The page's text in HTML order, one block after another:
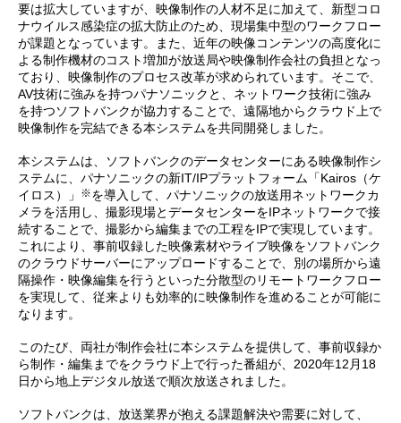
要は拡大していますが、映像制作の人材不足に加えて、新型コロ
ナウイルス感染症の拡大防止のため、現場集中型のワークフロー
が課題となっています。また、近年の映像コンテンツの高度化に
よる制作機材のコスト増加が放送局や映像制作会社の負担となっ
ており、映像制作のプロセス改革が求められています。そこで、
AV技術に強みを持つパナソニックと、ネットワーク技術に強み
を持つソフトバンクが協力することで、遠隔地からクラウド上で
映像制作を完結できる本システムを共同開発しました。
本システムは、ソフトバンクのデータセンターにある映像制作シ
ステムに、パナソニックの新IT/IPプラットフォーム「Kairos（ケ
イロス）」
※を導入して、パナソニックの放送用ネットワークカ
メラを活用し、撮影現場とデータセンターをIPネットワークで接
続することで、撮影から編集までの工程をIPで実現しています。
これにより、事前収録した映像素材やライブ映像をソフトバンク
のクラウドサーバーにアップロードすることで、別の場所から遠
隔操作・映像編集を行うといった分散型のリモートワークフロー
を実現して、従来よりも効率的に映像制作を進めることが可能に
なります。
このたび、両社が制作会社に本システムを提供して、事前収録か
ら制作・編集までをクラウド上で行った番組が、2020年12月18
日から地上デジタル放送で順次放送されました。
ソフトバンクは、放送業界が抱える課題解決や需要に対して、